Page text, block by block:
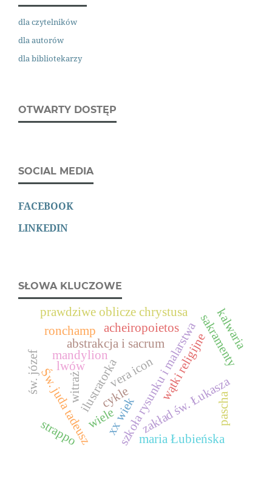
dla czytelników
dla autorów
dla bibliotekarzy
OTWARTY DOSTĘP
SOCIAL MEDIA
FACEBOOK
LINKEDIN
SŁOWA KLUCZOWE
abstrakcja i sacrum
ilustratorka
xx wiek
witraż szkoła rysunku i malarstwa
zakład św. Łukasza
maria Łubieńska
Św. juda tadeusz
sakramenty
pascha
cykle wątki religijne
acheiropoietos
vera icon
mandylion
strappo
prawdziwe oblicze chrystusa
św. józef lwów
ronchamp
wiele
kalwaria